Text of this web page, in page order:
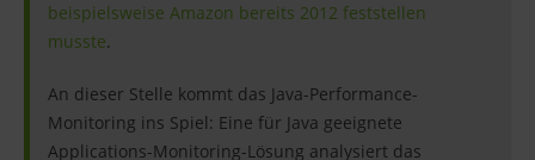
beispielsweise Amazon bereits 2012 feststellen
musste.
An dieser Stelle kommt das Java-Performance-
Monitoring ins Spiel: Eine für Java geeignete
Applications-Monitoring-Lösung analysiert das